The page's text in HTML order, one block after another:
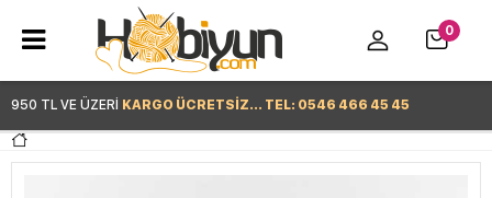
950 TL VE ÜZERİ KARGO ÜCRETSİZ... TEL: 0546 466 45 45
0